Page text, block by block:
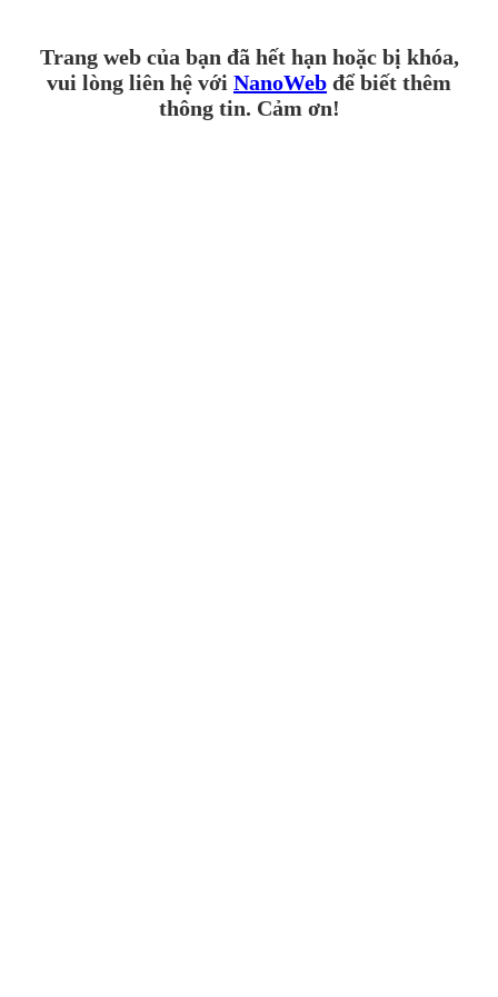
Trang web của bạn đã hết hạn hoặc bị khóa,
vui lòng liên hệ với NanoWeb để biết thêm
thông tin. Cảm ơn!